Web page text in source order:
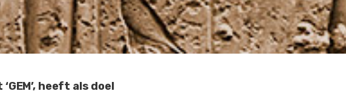
heeft als doel